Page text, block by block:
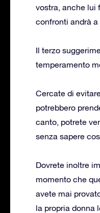
vostra, anche lui
confronti andrà
Il terzo
temperamento
Cercate di
potrebbero
canto, potrete
senza sapere
Dovrete inoltre
momento che
avete mai
la propria donna